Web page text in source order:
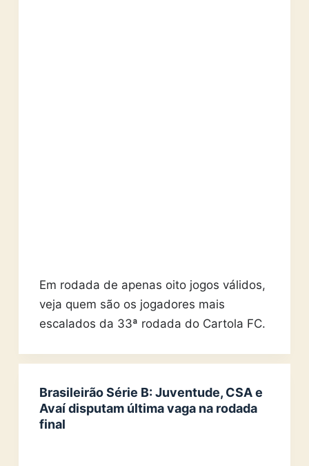
Em rodada de apenas oito jogos válidos,
veja quem são os jogadores mais
escalados da 33ª rodada do Cartola FC.
Brasileirão Série B: Juventude, CSA e
Avaí disputam última vaga na rodada
final